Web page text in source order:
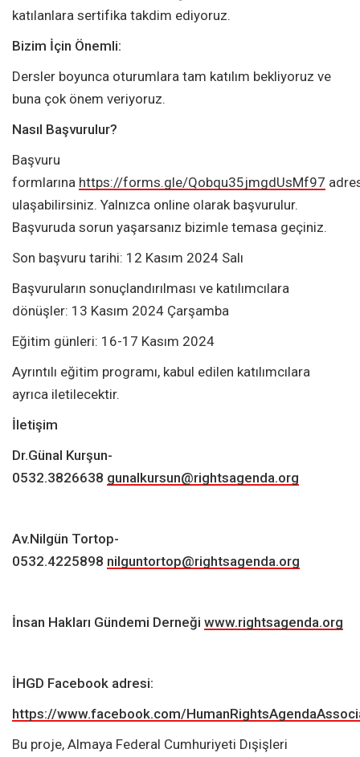
katılanlara sertifika takdim ediyoruz.
Bizim İçin Önemli:
Dersler boyunca oturumlara tam katılım bekliyoruz ve
buna çok önem veriyoruz.
Nasıl Başvurulur?
Başvuru
formlarına https://forms.gle/Qobqu35jmgdUsMf97
ulaşabilirsiniz. Yalnızca online olarak başvurulur.
Başvuruda sorun yaşarsanız bizimle temasa geçiniz.
Son başvuru tarihi: 12 Kasım 2024 Salı
Başvuruların sonuçlandırılması ve katılımcılara
dönüşler: 13 Kasım 2024 Çarşamba
Eğitim günleri: 16-17 Kasım 2024
Ayrıntılı eğitim programı, kabul edilen katılımcılara
ayrıca iletilecektir.
İletişim
Dr.Günal Kurşun-
0532.3826638 gunalkursun@rightsagenda.org
Av.Nilgün Tortop-
0532.4225898 nilguntortop@rightsagenda.org
İnsan Hakları Gündemi Derneği www.rightsagenda.org
İHGD Facebook adresi:
https://www.facebook.com/
Bu proje, Almaya Federal Cumhuriyeti Dışişleri